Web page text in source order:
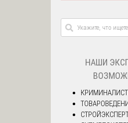
НАШИ